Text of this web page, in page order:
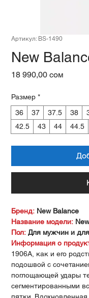
Артикул: BS-1490
New
18 990,00 сом
Размер *
36
37 37.5 38
42.5
43 44 44.5
Бренд: New Balance
Название модели:
Пол:Для мужчин и
Информация о
1906A, как и его
подошвой с
поглощающей удары
сегментированными